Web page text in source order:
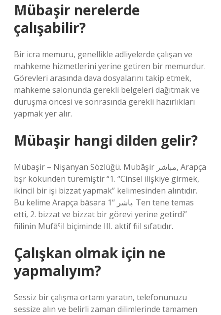
Mübaşir nerelerde
çalışabilir?
Bir icra memuru, genellikle adliyelerde çalışan ve
mahkeme hizmetlerini yerine getiren bir memurdur.
Görevleri arasında dava dosyalarını takip etmek,
mahkeme salonunda gerekli belgeleri dağıtmak ve
duruşma öncesi ve sonrasında gerekli hazırlıkları
yapmak yer alır.
Mübaşir hangi dilden gelir?
Mübaşir – Nişanyan Sözlüğü. Mubāşir مباشر, Arapça
bşr kökünden türemiştir “1. “Cinsel ilişkiye girmek,
ikincil bir işi bizzat yapmak” kelimesinden alıntıdır.
Bu kelime Arapça bāsara باشر “1. Ten tene temas
etti, 2. bizzat ve bizzat bir görevi yerine getirdi”
fiilinin Mufāˁil biçiminde III. aktif fiil sıfatıdır.
Çalışkan olmak için ne
yapmalıyım?
Sessiz bir çalışma ortamı yaratın, telefonunuzu
sessize alın ve belirli zaman dilimlerinde tamamen